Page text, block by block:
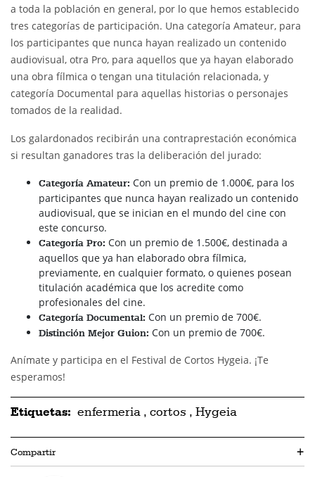
a toda la población en general, por lo que hemos establecido
tres categorías de participación. Una categoría Amateur, para
los participantes que nunca hayan realizado un contenido
audiovisual, otra Pro, para aquellos que ya hayan elaborado
una obra fílmica o tengan una titulación relacionada, y
categoría Documental para aquellas historias o personajes
tomados de la realidad.
Los galardonados recibirán una contraprestación económica
si resultan ganadores tras la deliberación del jurado:
Categoría Amateur: Con un premio de 1.000€, para los
participantes que nunca hayan realizado un contenido
audiovisual, que se inician en el mundo del cine con
este concurso.
Categoría Pro: Con un premio de 1.500€, destinada a
aquellos que ya han elaborado obra fílmica,
previamente, en cualquier formato, o quienes posean
titulación académica que los acredite como
profesionales del cine.
Categoría Documental: Con un premio de 700€.
Distinción Mejor Guion: Con un premio de 700€.
Anímate y participa en el Festival de Cortos Hygeia. ¡Te
esperamos!
Etiquetas: enfermeria , cortos , Hygeia
Compartir +